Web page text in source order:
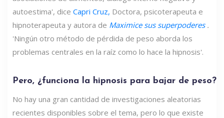
autoestima', dice Capri Cruz, Doctora, psicoterapeuta e
hipnoterapeuta y autora de Maximice sus superpoderes .
'Ningún otro método de pérdida de peso aborda los
problemas centrales en la raíz como lo hace la hipnosis'.
Pero, ¿funciona la hipnosis para bajar de peso?
No hay una gran cantidad de investigaciones aleatorias
recientes disponibles sobre el tema, pero lo que existe